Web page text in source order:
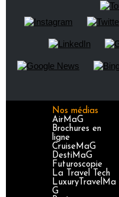
Nos médias
AirMaG
Brochures en
ligne
CruiseMaG
DestiMaG
Futuroscopie
La Travel Tech
LuxuryTravelMa
G